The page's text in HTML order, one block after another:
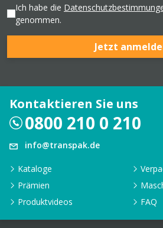
Ich habe die
genommen.
Jetzt
Kontaktieren Sie uns
0800 210 0 210
info@transpak.de
Kataloge
Prämien
Produktvideos
FAQ